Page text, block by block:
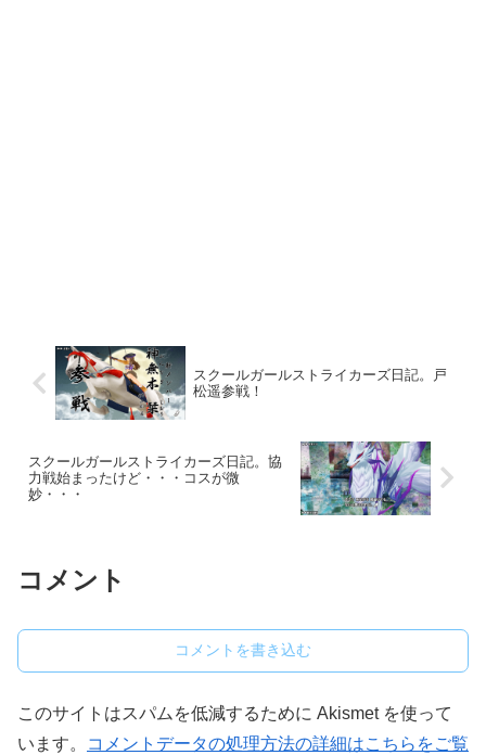
スクールガールストライカーズ日記。戸
松遥参戦！
スクールガールストライカーズ日記。協
力戦始まったけど・・・コスが微
妙・・・
コメント
コメントを書き込む
このサイトはスパムを低減するために Akismet を使って
います。
コメントデータの処理方法の詳細はこちらをご覧